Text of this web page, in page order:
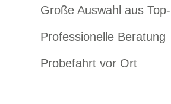
Große Auswahl aus
Professionelle Beratung
Probefahrt vor Ort